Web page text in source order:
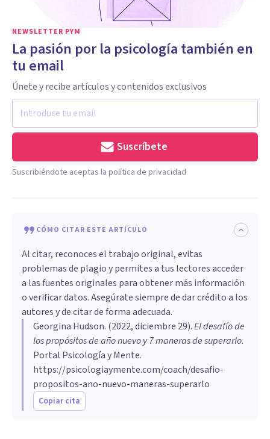
NEWSLETTER PYM
La pasión por la psicología también en
tu email
Únete y recibe artículos y contenidos exclusivos
Suscríbete
Suscribiéndote aceptas la política de privacidad
CÓMO CITAR ESTE ARTÍCULO
Al citar, reconoces el trabajo original, evitas
problemas de plagio y permites a tus lectores acceder
a las fuentes originales para obtener más información
o verificar datos. Asegúrate siempre de dar crédito a los
autores y de citar de forma adecuada.
Georgina Hudson. (2022, diciembre 29).El desafío de
los propósitos de año nuevo y 7 maneras de superarlo.
Portal Psicología y Mente.
https://psicologiaymente.com/coach/desafio-
propositos-ano-nuevo-maneras-superarlo
Copiar cita